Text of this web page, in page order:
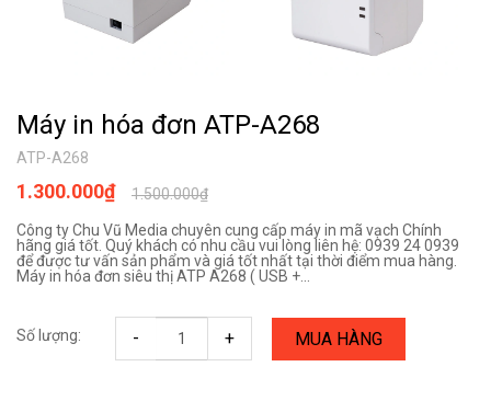
Máy in hóa đơn ATP-A268
ATP-A268
1.500.000₫
1.300.000₫
Công ty Chu Vũ Media chuyên cung cấp máy in mã vạch Chính
hãng giá tốt. Quý khách có nhu cầu vui lòng liên hệ: 0939 24 0939
để được tư vấn sản phẩm và giá tốt nhất tại thời điểm mua hàng.
Máy in hóa đơn siêu thị ATP A268 ( USB +...
Số lượng: - + MUA HÀNG